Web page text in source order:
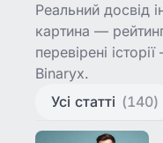
Реальний досвід
картина —
перевірені
Binaryx.
Усі статті (140)